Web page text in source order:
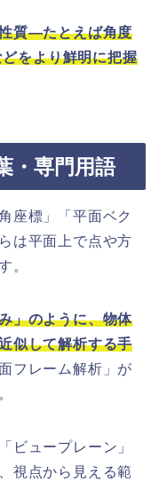
質—たとえば角度
をより鮮明に把握
・専門用語
座標」「平面ベク
は平面上で点や方
。
」のように、物体
似して解析する手
フレーム解析」が
ビュープレーン」
視点から見える範